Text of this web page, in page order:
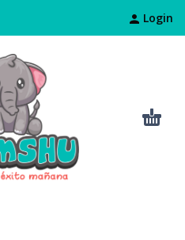
Login